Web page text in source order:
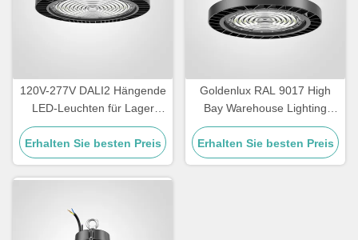
120V-277V DALI2 Hängende
LED-Leuchten für Lager
IP65 Wasserdicht
Erhalten Sie besten Preis
Goldenlux RAL 9017 High
Bay Warehouse Lighting
SMD2835 Industrielle High
Bay Leuchten
Erhalten Sie besten Preis